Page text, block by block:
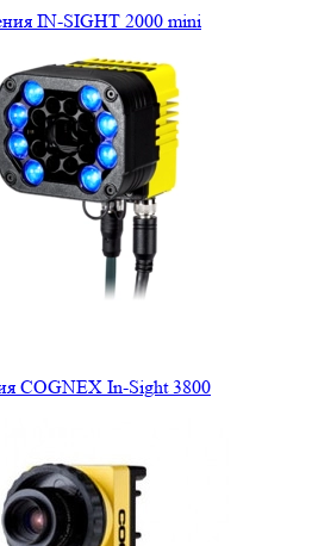
IN-SIGHT 2000 mini
COGNEX In-Sight 3800